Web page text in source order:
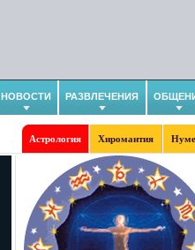
НОВОСТИ РАЗВЛЕЧЕНИЯ
Астрология Хиромантия